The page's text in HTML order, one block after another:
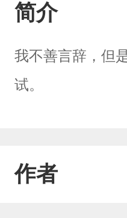
简介
我不善言辞，但
试。
作者